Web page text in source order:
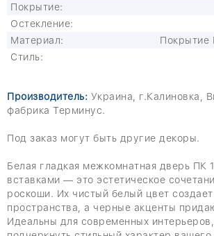
Покрытие:
Остекление:
Материал:
Покрытие
Стиль:
Производитель: Украина, г.Калиновка,
фабрика Терминус.
Под заказ могут быть другие декоры.
Белая гладкая межкомнатная дверь ПК
вставками — это эстетическое
роскоши. Их чистый белый цвет
пространства, а черные акценты
Идеальны для современных